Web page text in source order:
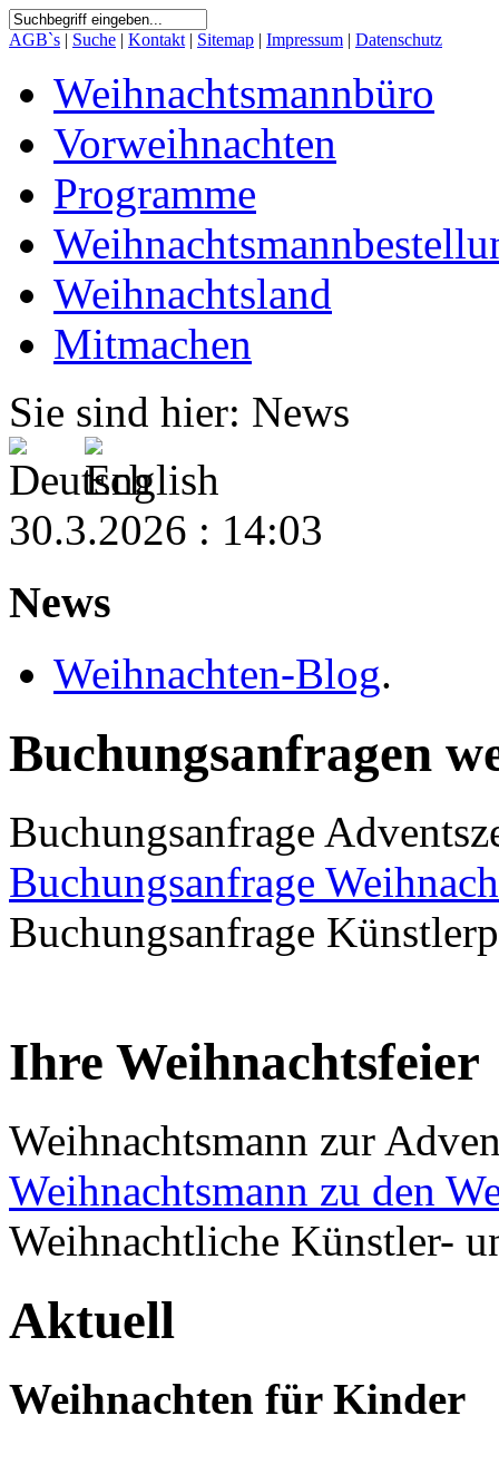
AGB`s | Suche | Kontakt | Sitemap | Impressum | Datenschutz
Weihnachtsmannbüro
Vorweihnachten
Programme
Weihnachtsland
Mitmachen
Sie sind hier: News
30.3.2026 : 14:03
News
Weihnachten-Blog.
Buchungsanfragen
Buchungsanfrage
Buchungsanfrage
Buchungsanfrage
Ihre Weihnachtsfeier
Weihnachtsmann zur
Weihnachtsmann zu den
Weihnachtliche Künstler-
Aktuell
Weihnachten für Kinder